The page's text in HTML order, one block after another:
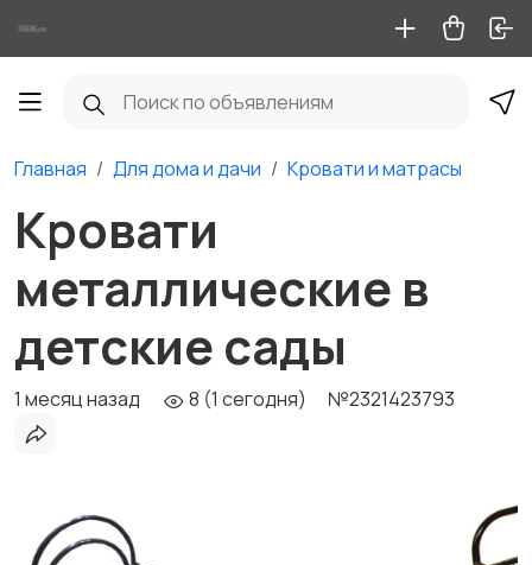
Главная Для дома и дачи Кровати и матрасы
Кровати
металлические в
детские сады
1 месяц назад 8 (1 сегодня) №2321423793